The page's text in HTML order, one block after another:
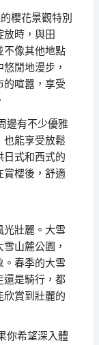
櫻花景觀特別
時，與田
不像其他地點
閒地漫步，
的喧囂，享受
邊有不少優雅
也能享受放鬆
日式和西式的
賞櫻後，舒適
光壯麗。大雪
山麓公園，
。春季的大雪
還是騎行，都
欣賞到壯麗的
你希望深入體